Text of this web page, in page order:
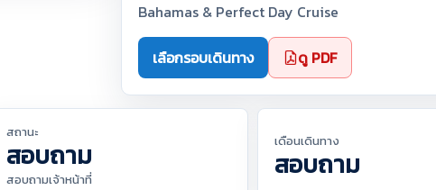
Bahamas & Perfect Day Cruise
เลือกรอบเดินทาง ดู PDF
สถานะ
สอบถาม
สอบถามเจ้าหน้าที่
เดือนเดินทาง
สอบถาม